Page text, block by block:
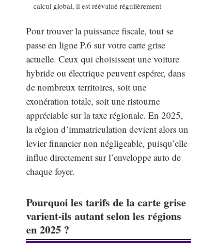
calcul global, il est réévalué régulièrement
Pour trouver la puissance fiscale, tout se
passe en ligne P.6 sur votre carte grise
actuelle. Ceux qui choisissent une voiture
hybride ou électrique peuvent espérer, dans
de nombreux territoires, soit une
exonération totale, soit une ristourne
appréciable sur la taxe régionale. En 2025,
la région d’immatriculation devient alors un
levier financier non négligeable, puisqu’elle
influe directement sur l’enveloppe auto de
chaque foyer.
Pourquoi les tarifs de la carte grise
varient-ils autant selon les régions
en 2025 ?